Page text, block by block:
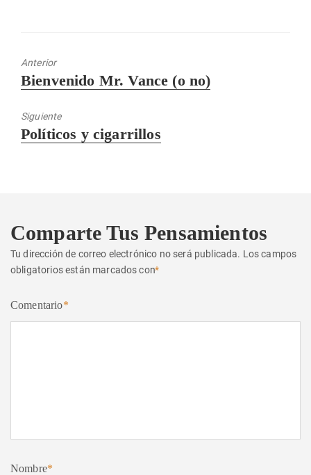
Anterior
Entrada
Bienvenido Mr. Vance (o no)
Siguiente
Entrada
Políticos y cigarrillos
Comparte Tus Pensamientos
Tu dirección de correo electrónico no será publicada. Los campos
obligatorios están marcados con*
Comentario*
Nombre*